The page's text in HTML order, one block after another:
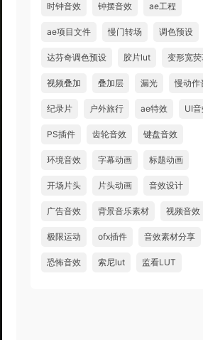
时钟音效 钟摆音效 ae工程
ae项目文件 慢门转场 调色预设
达芬奇调色预设 胶片lut 变形宽荧
视频叠加 叠加层 漏光 慢动作
纪录片 户外旅行 ae特效 UI音
PS插件 齿轮音效 键盘音效
环境音效 字幕动画 标题动画
开场片头 片头动画 音效设计
广告音效 背景音乐素材 视频音效
极限运动 ofx插件 音效素材分享
恐怖音效 索尼lut 监看LUT